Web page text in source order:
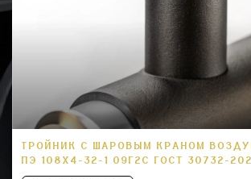
ТРОЙНИК С ШАРОВЫМ КРАНОМ
ПЭ 108Х4-32-1 09Г2С ГОСТ 30732-